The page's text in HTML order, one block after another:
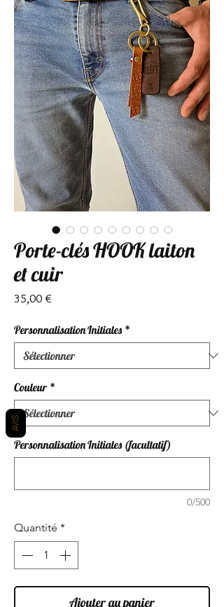
Porte-clés HOOK laiton
et cuir
35,00 €
Personnalisation Initiales *
Couleur *
Personnalisation Initiales (facultatif)
0/500
Quantité *
Ajouter au panier
AVIS